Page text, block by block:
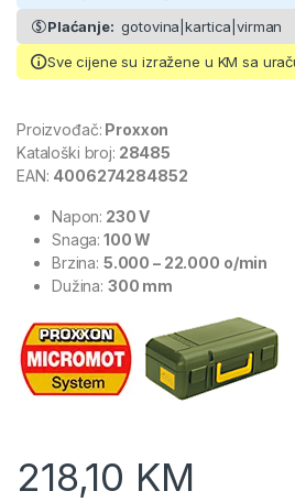
Plaćanje: gotovina|kartica|virman
Sve cijene su izražene u KM sa
Proizvođač: Proxxon
Kataloški broj: 28485
EAN: 4006274284852
Napon: 230 V
Snaga: 100 W
Brzina: 5.000 – 22.000 o/min
Dužina: 300 mm
218,10 KM